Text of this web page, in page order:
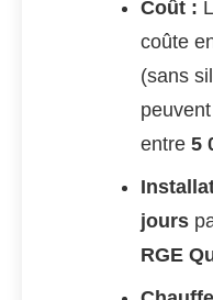
Coût :
coûte
(sans
entre 5
jours
RGE